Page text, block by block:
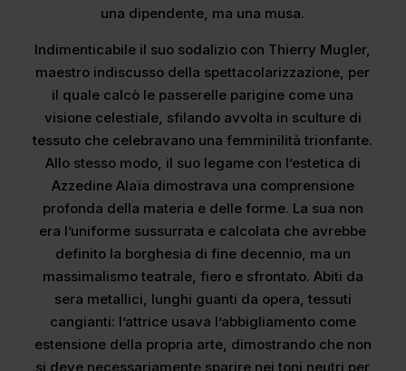
una dipendente, ma una musa.
Indimenticabile il suo sodalizio con Thierry Mugler,
maestro indiscusso della spettacolarizzazione, per
il quale calcò le passerelle parigine come una
visione celestiale, sfilando avvolta in sculture di
tessuto che celebravano una femminilità trionfante.
Allo stesso modo, il suo legame con l’estetica di
Azzedine Alaïa dimostrava una comprensione
profonda della materia e delle forme. La sua non
era l’uniforme sussurrata e calcolata che avrebbe
definito la borghesia di fine decennio, ma un
massimalismo teatrale, fiero e sfrontato. Abiti da
sera metallici, lunghi guanti da opera, tessuti
cangianti: l’attrice usava l’abbigliamento come
estensione della propria arte, dimostrando che non
si deve necessariamente sparire nei toni neutri per